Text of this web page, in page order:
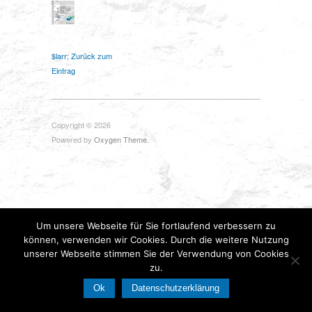
$larr; Zurück zum
Eintrag
Copyright © 2026
Powered by Oxygen Theme
Um unsere Webseite für Sie fortlaufend verbessern zu
können, verwenden wir Cookies. Durch die weitere Nutzung
unserer Webseite stimmen Sie der Verwendung von Cookies
zu.
Ok Datenschutzerklärung